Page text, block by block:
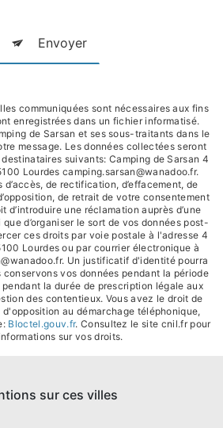
Envoyer
communiquées sont nécessaires aux fins
enregistrées dans un fichier informatisé.
de Sarsan et ses sous-traitants dans le
message. Les données collectées seront
suivants: Camping de Sarsan 4
Lourdes camping.sarsan@wanadoo.fr.
de rectification, d’effacement, de
de retrait de votre consentement
d’introduire une réclamation auprès d’une
d’organiser le sort de vos données post-
ces droits par voie postale à l'adresse 4
Lourdes ou par courrier électronique à
Un justificatif d'identité pourra
conservons vos données pendant la période
la durée de prescription légale aux
des contentieux. Vous avez le droit de
au démarchage téléphonique,
Bloctel.gouv.fr. Consultez le site cnil.fr pour
sur vos droits.
sur ces villes